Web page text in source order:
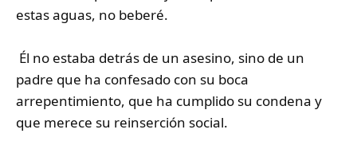
estas aguas, no beberé.
Él no estaba detrás de un asesino, sino de un
padre que ha confesado con su boca
arrepentimiento, que ha cumplido su condena y
que merece su reinserción social.